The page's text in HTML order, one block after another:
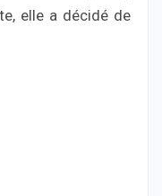
elle a décidé de